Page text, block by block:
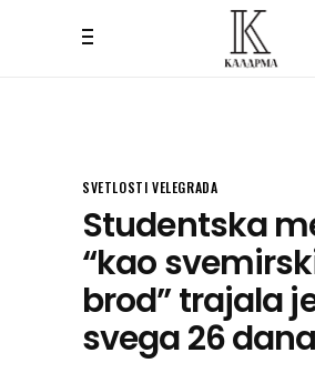
SVETLOSTI VELEGRADA
Studentska
“kao
brod” trajala
svega 26 dana